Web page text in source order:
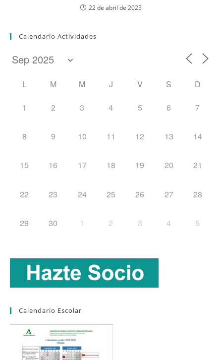
22 de abril de 2025
Calendario Actividades
L M M J V S D
1 2 3 4 5 6 7
8 9 10 11 12 13 14
15 16 17 18 19 20 21
22 23 24 25 26 27 28
29 30 1 2 3 4 5
Calendario Escolar